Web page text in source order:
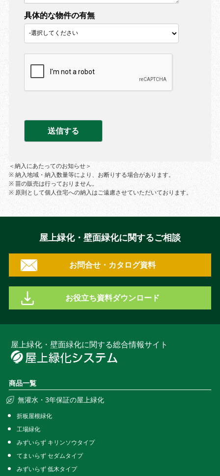
具体的な物件の有無
＜納入にあたってのお知らせ＞
※ 納入地域・納入数量等により、お断りする場合があります。
※ 苗の販売は行っておりません。
※ 原則として個人住宅への納入はご遠慮させていただいております。
屋上緑化・壁面緑化に関するご相談
お問合せ・カタログ資料
お役立ち資料ダウンロード
屋上緑化・壁面緑化に関する総合情報サイト
商品一覧
無灌水・3年保証の屋上緑化
折板屋根緑化
工場緑化
みずいらず キリンソウタイプ
てまいらず セダムタイプ
みずいらず 低木タイプ